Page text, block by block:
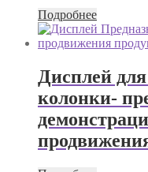
Подробнее
Дисплей
колонки-